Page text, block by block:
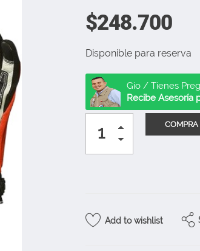
$248.700
Disponible para reserva
Gio / Tienes
Recibe Asesoría
Add to wishlist